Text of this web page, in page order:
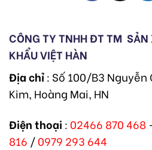
CÔNG TY TNHH ĐT TM SẢN
KHẨU VIỆT HÀN
Địa chỉ: Số 100/B3 Nguyễn
Kim, Hoàng Mai, HN
Điện thoại : 02466 870 468
816 /0979 293 644